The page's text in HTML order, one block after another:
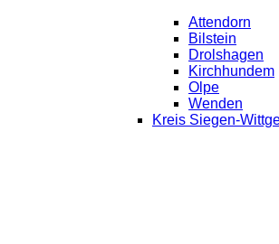
Attendorn
Bilstein
Drolshagen
Kirchhundem
Olpe
Wenden
Kreis Siegen-